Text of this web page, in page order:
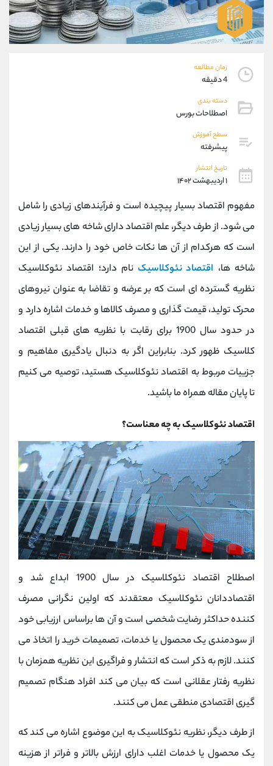
زمان مطالعه
4 دقیقه
دسته بندی
اصطلاحات بورس
سطح آموزش
پیشرفته
تاریخ انتشار
۱ اردیبهشت ۱۴۰۲
مفهوم اقتصاد بسیار پیچیده است و فرآیندهای زیادی را شامل
می شود. از طرف دیگر، علم اقتصاد دارای شاخه های بسیار زیادی
است که هرکدام از آن ها نکات خاص خود را دارند. یکی از این
شاخه ها، اقتصاد نئوکلاسیکنام دارد؛ اقتصاد نئوکلاسیک
نظریه گسترده ای است که بر عرضه و تقاضا به عنوان نیروهای
محرک تولید، قیمت گذاری و مصرف کالاها و خدمات اشاره دارد و
در حدود سال 1900 برای رقابت با نظریه های قبلی اقتصاد
کلاسیک ظهور کرد. بنابراین اگر به دنبال یادگیری مفاهیم و
جزییات مربوط به اقتصاد نئوکلاسیک هستید، توصیه می کنیم
تا پایان مقاله همراه ما باشید.
اقتصاد نئوکلاسیک به چه معناست؟
اصطلاح اقتصاد نئوکلاسیک در سال 1900 ابداع شد و
اقتصاددانان نئوکلاسیک معتقدند که اولین نگرانی مصرف
کننده حداکثر رضایت شخصی است و آن ها براساس ارزیابی خود
از سودمندی یک محصول یا خدمات، تصمیمات خرید را اتخاذ می
کنند. لازم به ذکر است که انتشار و فراگیری این نظریه همزمان با
نظریه رفتار عقلانی است که بیان می کند افراد هنگام تصمیم
گیری اقتصادی منطقی عمل می کنند.
از طرف دیگر، نظریه نئوکلاسیک به این موضوع اشاره می کند که
یک محصول یا خدمات اغلب دارای ارزش بالاتر و فراتر از هزینه
09101364784
واتساپ شروع گفتگو
تلگرام @Armteam_admin_104
پشتیبان فروش
موبایل
واتساپ
داخلی
اطلاعات تماس (دفتر فروش)
تلفن 021-22021030
بدون پیش شماره 90001030
اینستاگرام @alireza.mehrabii
کانال تلگرام @alirezamehrabi_com